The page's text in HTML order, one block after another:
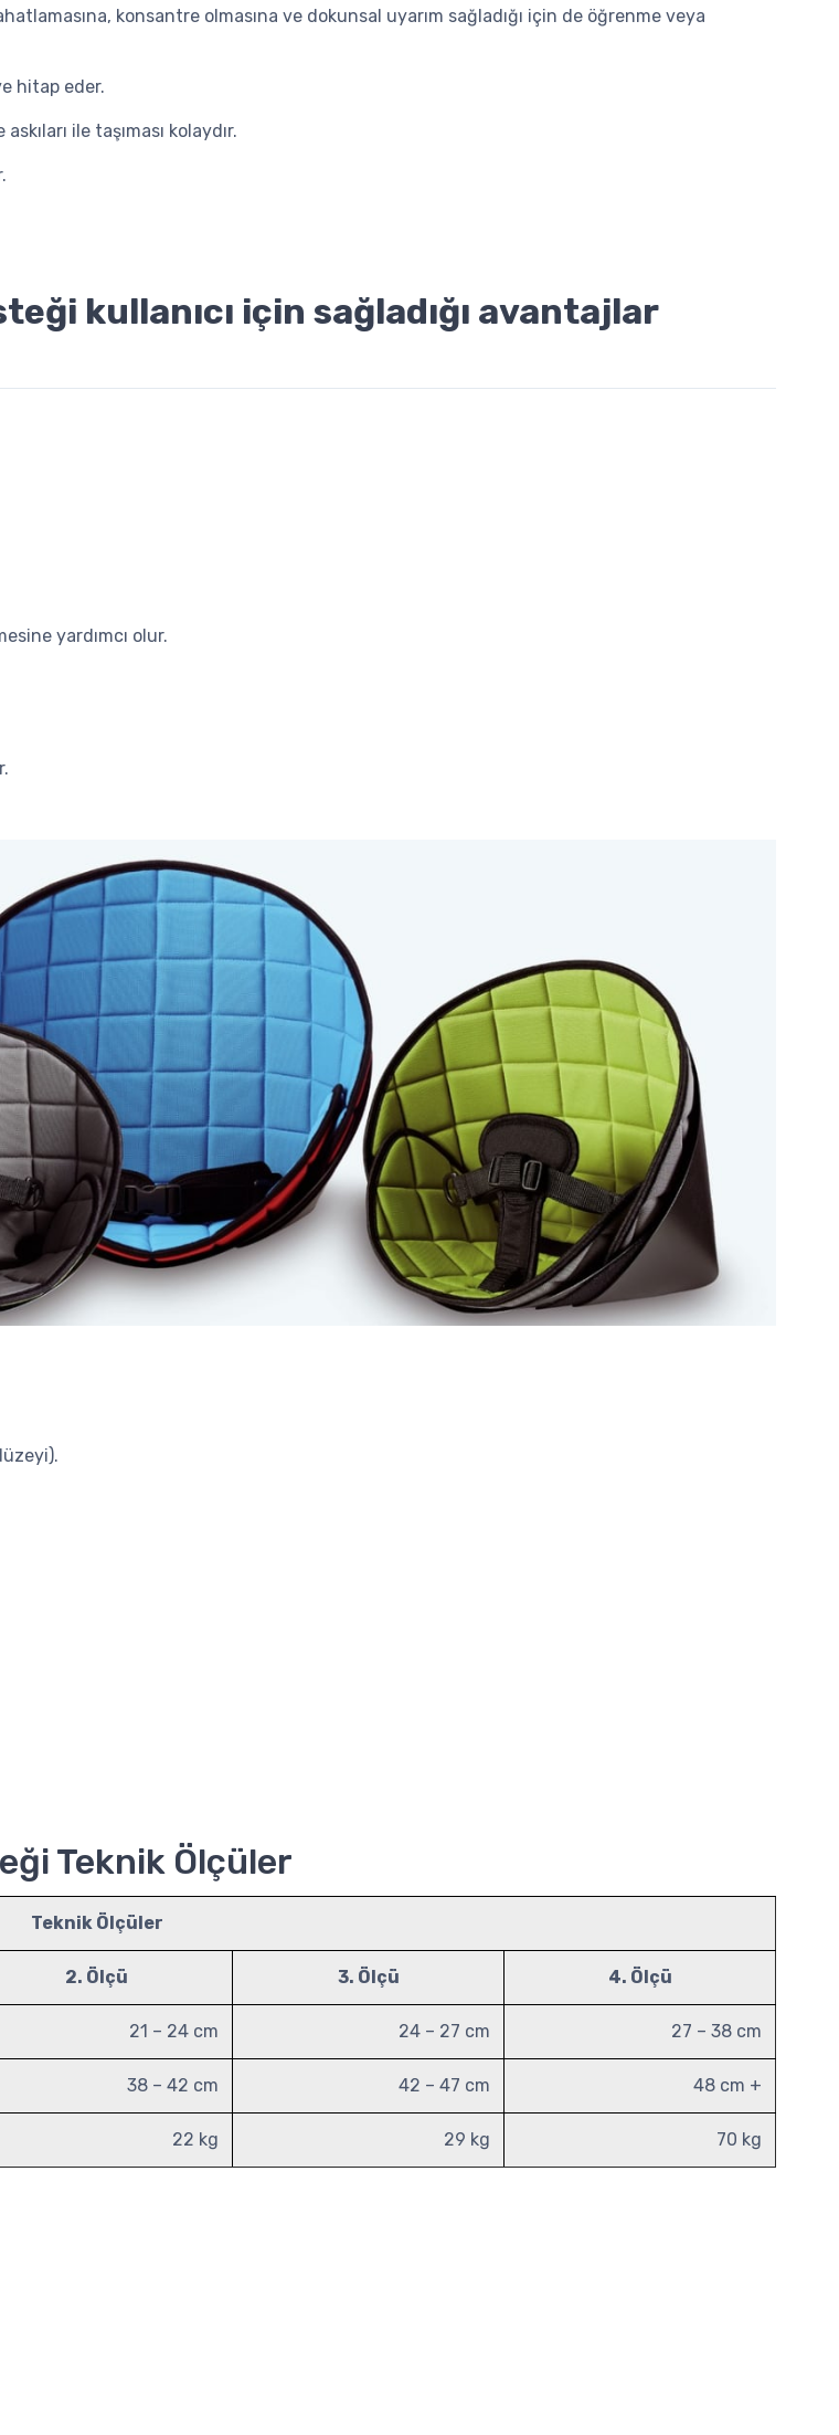
konsantre olmasına ve dokunsal uyarım sağladığı için de öğrenme veya
hitap eder.
ile taşıması kolaydır.
kullanıcı için sağladığı avantajlar
yardımcı olur.
Teknik Ölçüler
Teknik Ölçüler
2. Ölçü 3. Ölçü 4. Ölçü
21 – 24 cm 24 – 27 cm 27 – 38 cm
38 – 42 cm 42 – 47 cm 48 cm +
22 kg 29 kg 70 kg